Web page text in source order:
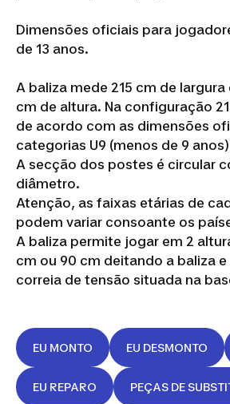
Dimensões oficiais para
de 13 anos.
A baliza mede 215 cm de largura
cm de altura. Na configuração
de acordo com as dimensões
categorias U9 (menos de 9 anos),
A secção dos postes é circular
diâmetro.
Atenção, as faixas etárias de
podem variar consoante os
A baliza permite jogar em 2
cm ou 90 cm deitando a baliza
correia de tensão situada na
EU MONTO EU DESMONTO
EU REPARO PEÇAS DE